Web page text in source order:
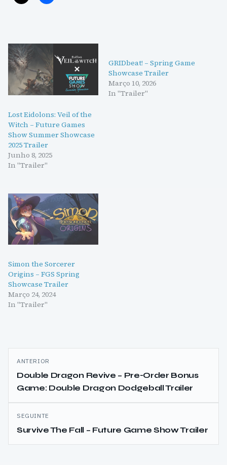
Lost Eidolons: Veil of the
Witch – Future Games
Show Summer Showcase
2025 Trailer
Junho 8, 2025
In "Trailer"
GRIDbeat! – Spring Game
Showcase Trailer
Março 10, 2026
In "Trailer"
Simon the Sorcerer
Origins – FGS Spring
Showcase Trailer
Março 24, 2024
In "Trailer"
Navegação
de
artigos
ANTERIOR
Double Dragon Revive – Pre-Order Bonus
Game: Double Dragon Dodgeball Trailer
SEGUINTE
Survive The Fall – Future Game Show Trailer